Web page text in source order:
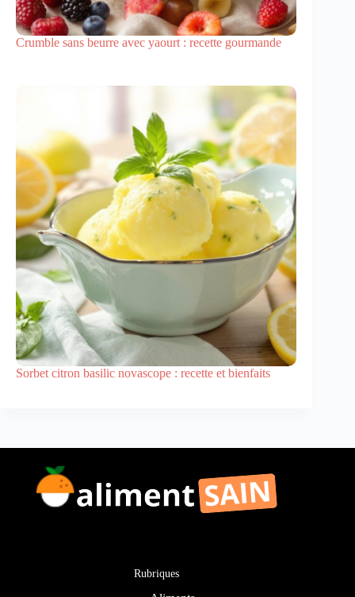
Crumble sans beurre avec yaourt : recette gourmande
Sorbet citron basilic novascope : recette et bienfaits
Rubriques